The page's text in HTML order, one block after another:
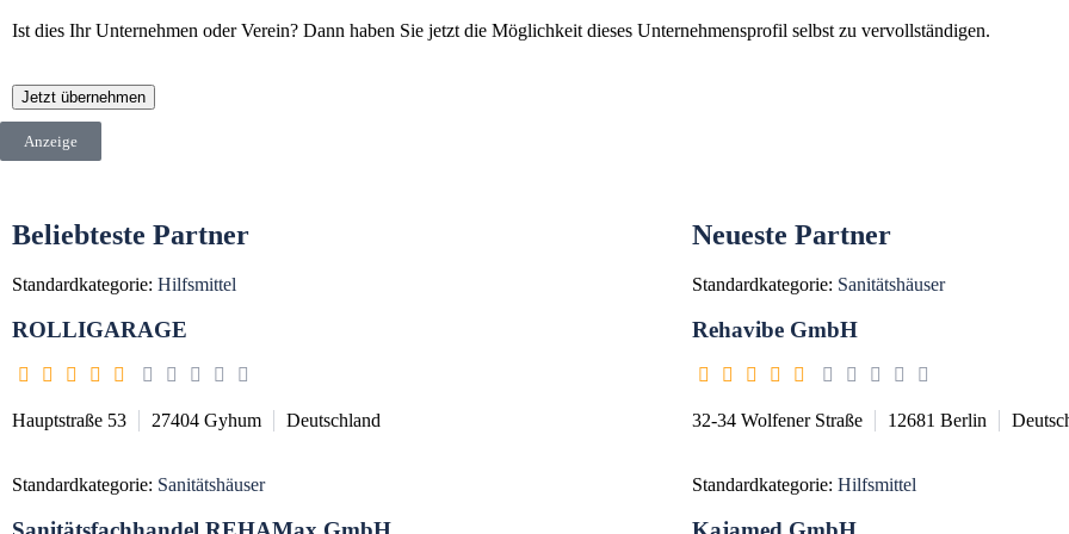
Ist dies Ihr Unternehmen oder Verein? Dann haben Sie jetzt die Möglichkeit dieses Unternehmensprofil selbst zu vervollständigen.
Jetzt übernehmen
Anzeige
Beliebteste Partner
Standardkategorie: Hilfsmittel
ROLLIGARAGE
Hauptstraße 53 27404 Gyhum Deutschland
Standardkategorie: Sanitätshäuser
Neueste Partner
Standardkategorie: Sanitätshäuser
Rehavibe GmbH
32-34 Wolfener Straße 12681 Berlin
Standardkategorie: Hilfsmittel